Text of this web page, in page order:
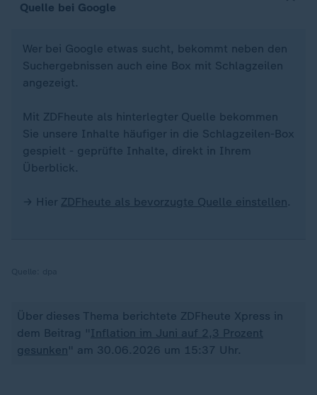
Quelle bei Google
Wer bei Google etwas sucht, bekommt neben den
Suchergebnissen auch eine Box mit Schlagzeilen
angezeigt.
Mit ZDFheute als hinterlegter Quelle bekommen
Sie unsere Inhalte häufiger in die Schlagzeilen-Box
gespielt - geprüfte Inhalte, direkt in Ihrem
Überblick.
→ Hier ZDFheute als bevorzugte Quelle einstellen.
Über dieses Thema berichtete ZDFheute Xpress in
dem Beitrag "Inflation im Juni auf 2,3 Prozent
gesunken" am 30.06.2026 um 15:37 Uhr.